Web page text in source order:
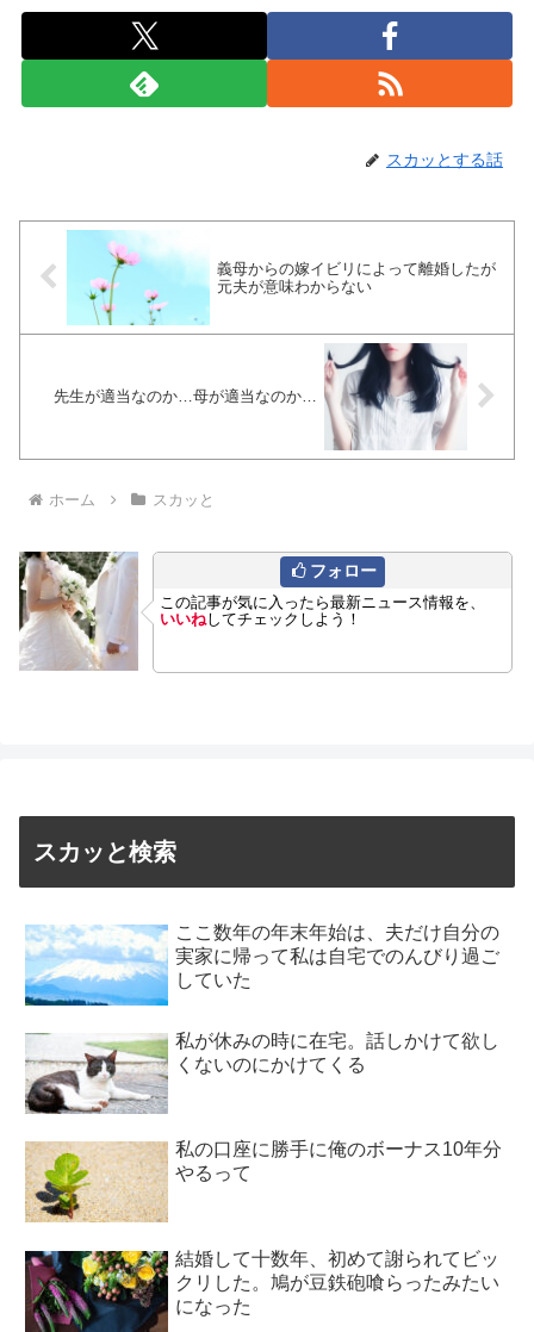
スカッとする話
義母からの嫁イビリによって離婚したが
元夫が意味わからない
先生が適当なのか…母が適当なのか…
ホーム スカッと
フォロー
この記事が気に入ったら最新ニュース情報を、
いいねしてチェックしよう！
スカッと検索
ここ数年の年末年始は、夫だけ自分の
実家に帰って私は自宅でのんびり過ご
していた
私が休みの時に在宅。話しかけて欲し
くないのにかけてくる
私の口座に勝手に俺のボーナス10年分
やるって
結婚して十数年、初めて謝られてビッ
クリした。鳩が豆鉄砲喰らったみたい
になった